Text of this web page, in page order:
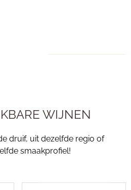
WIJNEN
druif, uit dezelfde regio of
smaakprofiel!